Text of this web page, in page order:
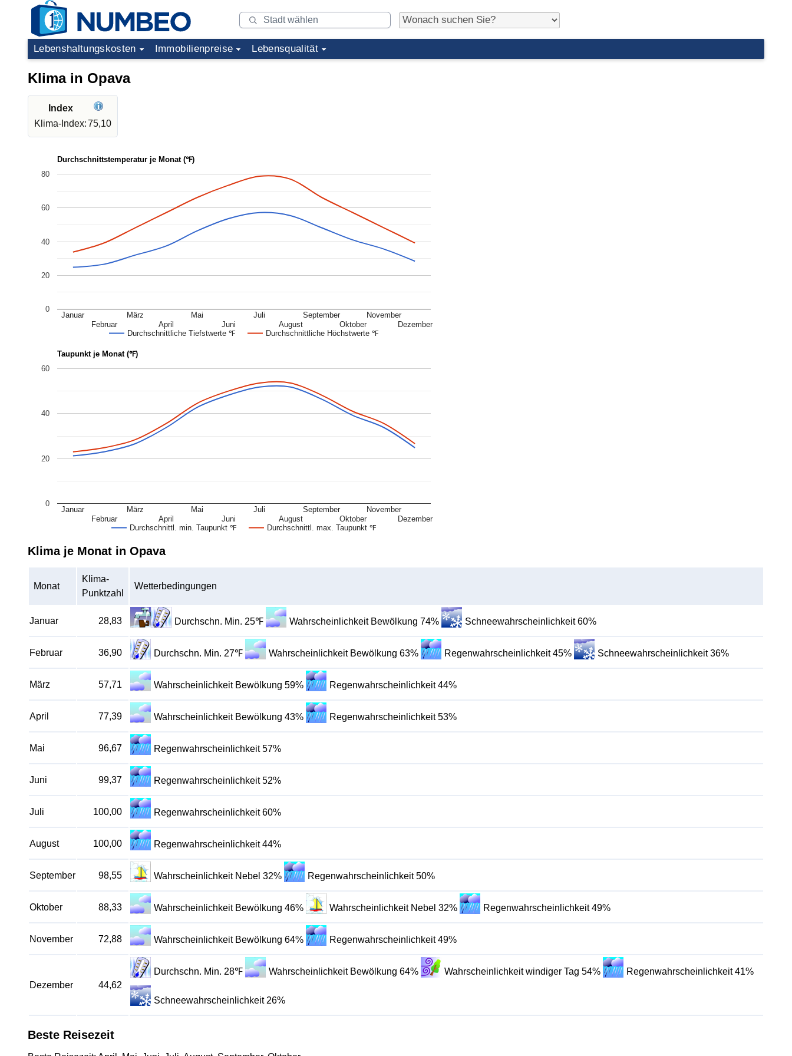
Lebenshaltungskosten Immobilienpreise Lebensqualität
Klima in Opava
Index
Klima-Index:75,10
Durchschnittstemperatur je Monat (℉)
Durchschnittliche Tiefstwerte ℉ Durchschnittliche Höchstwerte ℉
Januar
Februar
März
April
Mai
Juni
Juli
August
September
Oktober
November
Dezember
0
20
40
60
80
Taupunkt je Monat (℉)
Durchschnittl. min. Taupunkt ℉ Durchschnittl. max. Taupunkt ℉
Januar
Februar
März
April
Mai
Juni
Juli
August
September
Oktober
November
Dezember
0
20
40
60
Klima je Monat in Opava
Monat
Klima-
Punktzahl
Wetterbedingungen
Januar 28,83 Durchschn. Min. 25℉ Wahrscheinlichkeit Bewölkung 74% Schneewahrscheinlichkeit 60%
Februar 36,90 Durchschn. Min. 27℉ Wahrscheinlichkeit Bewölkung 63% Regenwahrscheinlichkeit 45% Schneewahrscheinlichkeit 36%
März 57,71 Wahrscheinlichkeit Bewölkung 59% Regenwahrscheinlichkeit 44%
April 77,39 Wahrscheinlichkeit Bewölkung 43% Regenwahrscheinlichkeit 53%
Mai 96,67 Regenwahrscheinlichkeit 57%
Juni 99,37 Regenwahrscheinlichkeit 52%
Juli 100,00 Regenwahrscheinlichkeit 60%
August 100,00 Regenwahrscheinlichkeit 44%
September 98,55 Wahrscheinlichkeit Nebel 32% Regenwahrscheinlichkeit 50%
Oktober 88,33 Wahrscheinlichkeit Bewölkung 46% Wahrscheinlichkeit Nebel 32% Regenwahrscheinlichkeit 49%
November 72,88 Wahrscheinlichkeit Bewölkung 64% Regenwahrscheinlichkeit 49%
Dezember 44,62
Durchschn. Min. 28℉ Wahrscheinlichkeit Bewölkung 64% Wahrscheinlichkeit windiger Tag 54% Regenwahrscheinlichkeit 41%
Schneewahrscheinlichkeit 26%
Beste Reisezeit